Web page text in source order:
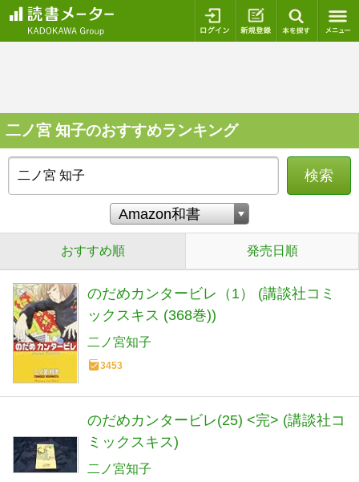
ログイン 新規登録
二ノ宮 知子のおすすめランキング
検索
おすすめ順 発売日順
のだめカンタービレ（1） (講談社コミ
ックスキス (368巻))
二ノ宮知子
3453
のだめカンタービレ(25) <完> (講談社コ
ミックスキス)
二ノ宮知子